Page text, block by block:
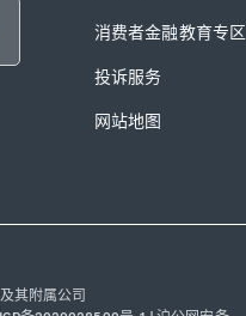
消费者金融教育专区
投诉服务
网站地图
其附属公司